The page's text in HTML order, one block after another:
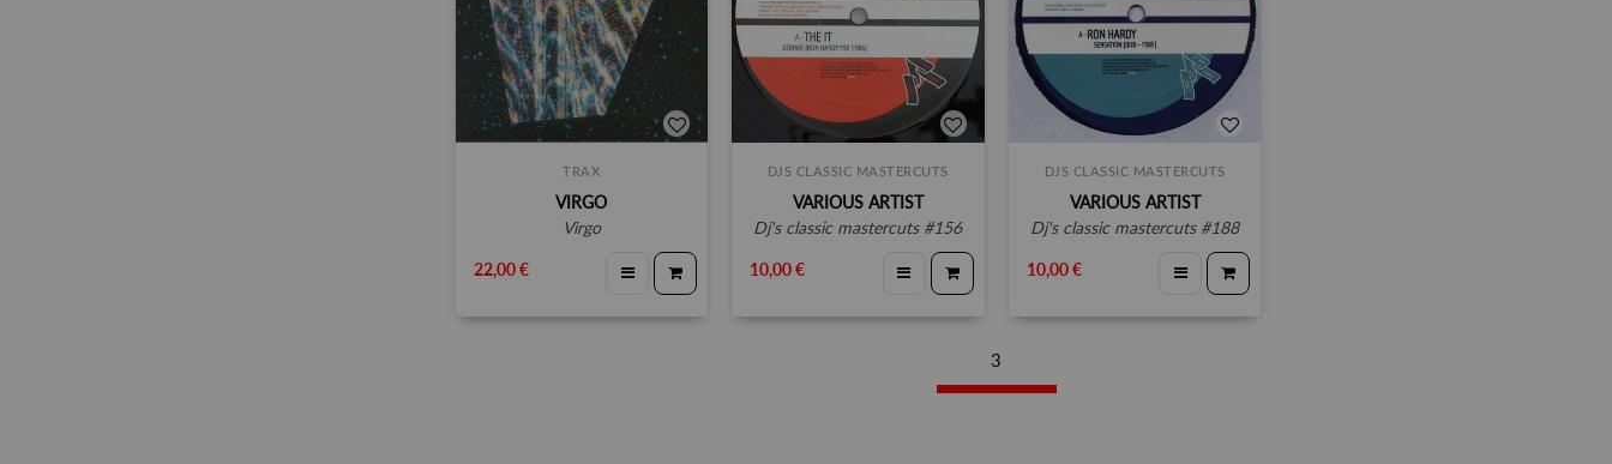
TRAX
VIRGO
virgo
22,00 €
DJS CLASSIC MASTERCUTS
VARIOUS ARTIST
dj's classic mastercuts #156
10,00 €
DJS CLASSIC MASTERCUTS
VARIOUS ARTIST
dj's classic mastercuts #188
10,00 €
3